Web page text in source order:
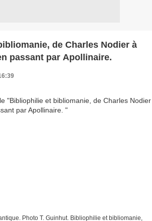
de Charles Nodier à
passant par Apollinaire.
Photo T. Guinhut. Bibliophilie et bibliomanie,